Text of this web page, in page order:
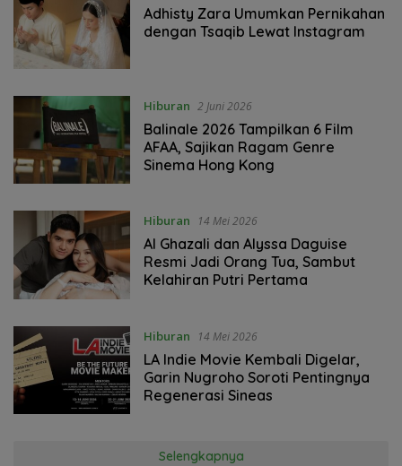
Adhisty Zara Umumkan Pernikahan
dengan Tsaqib Lewat Instagram
Hiburan 2 Juni 2026
Balinale 2026 Tampilkan 6 Film
AFAA, Sajikan Ragam Genre
Sinema Hong Kong
Hiburan 14 Mei 2026
Al Ghazali dan Alyssa Daguise
Resmi Jadi Orang Tua, Sambut
Kelahiran Putri Pertama
Hiburan 14 Mei 2026
LA Indie Movie Kembali Digelar,
Garin Nugroho Soroti Pentingnya
Regenerasi Sineas
Selengkapnya